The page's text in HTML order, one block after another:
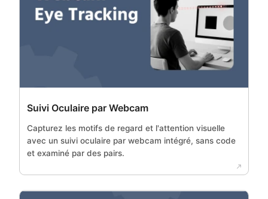
Suivi Oculaire par Webcam
Capturez les motifs de regard et l'attention visuelle
avec un suivi oculaire par webcam intégré, sans code
et examiné par des pairs.